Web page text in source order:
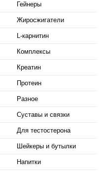
Гейнеры
Жиросжигатели
L-карнитин
Комплексы
Креатин
Протеин
Разное
Суставы и связки
Для тестостерона
Шейкеры и бутылки
Напитки